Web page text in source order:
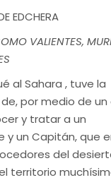
EDCHERA
VALIENTES,
al Sahara , tuve la
por medio de un
y tratar a un
y un Capitán, que
del
territorio